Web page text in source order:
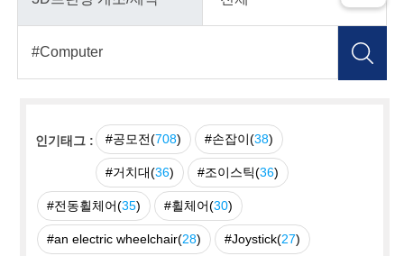
인기태그 : #공모전(708) #손잡이(38)
#거치대(36) #조이스틱(36)
#전동휠체어(35) #휠체어(30)
#an electric wheelchair(28) #Joystick(27)